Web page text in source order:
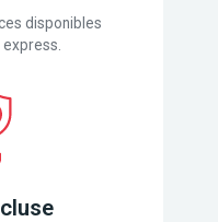
disponibles